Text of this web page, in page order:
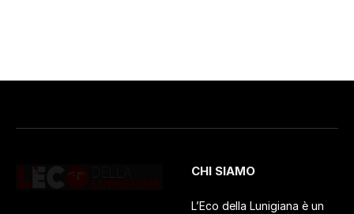
CHI SIAMO
L’Eco della Lunigiana è un